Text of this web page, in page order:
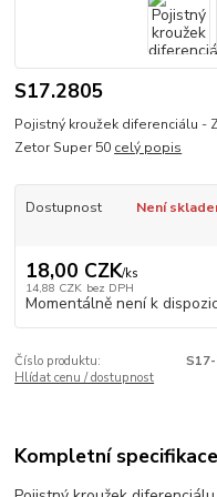
S17.2805
Pojistný kroužek diferenciálu
Zetor Super 50 celý popis
Dostupnost Není
18,00 CZK/ks
14,88 CZK bez DPH
Momentálně není k
Číslo produktu:
Hlídat cenu / dostupnost
Kompletní specifikace